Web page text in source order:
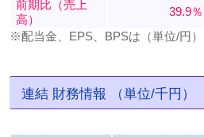
前期比（売上
高）
39.9％
※配当金、EPS、BPSは（単位/円）
連結 財務情報 （単位/千円）